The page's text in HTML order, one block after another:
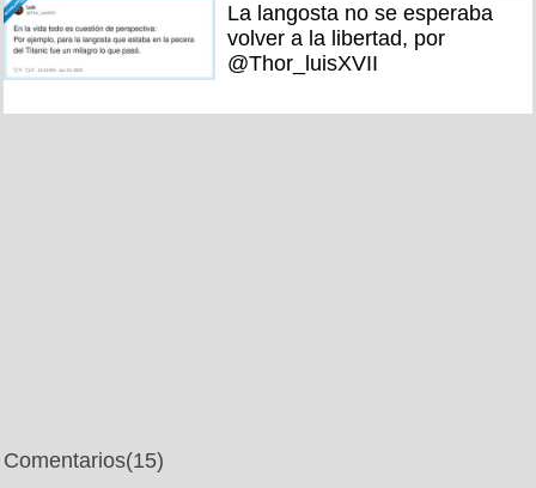
La langosta no se esperaba
volver a la libertad, por
@Thor_luisXVII
Comentarios(15)